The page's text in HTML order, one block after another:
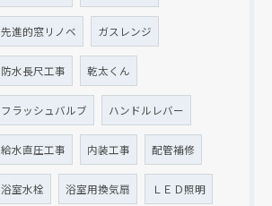
先進的窓リノベ ガスレンジ
防水長尺工事 乾太くん
フラッシュバルブ ハンドルレバー
給水直圧工事 内装工事 配管補修
浴室水栓 浴室用換気扇 ＬＥＤ照明